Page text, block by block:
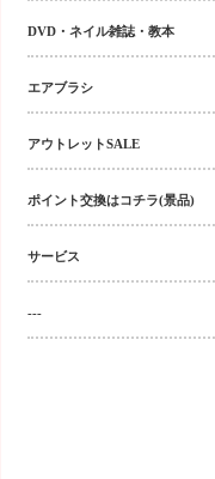
DVD・ネイル雑誌・教本
エアブラシ
アウトレットSALE
ポイント交換はコチラ(景品)
サービス
---